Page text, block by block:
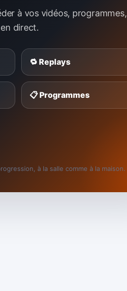
à vos vidéos, programmes,
direct.
🔁 Replays
📋 Programmes
à la salle comme à la maison.